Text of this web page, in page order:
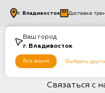
Ваш город
г. Владивосток
Все верно Выбрать
г. Владивосток Доставка
Связаться с